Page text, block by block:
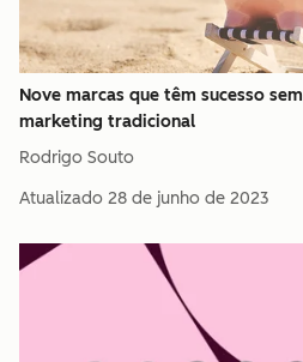
Nove marcas que têm sucesso
marketing tradicional
Rodrigo Souto
Atualizado 28 de junho de 2023